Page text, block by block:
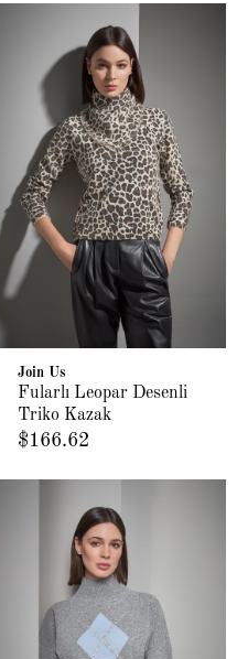
Join Us
Fularlı Leopar Desenli
Triko Kazak
$166.62